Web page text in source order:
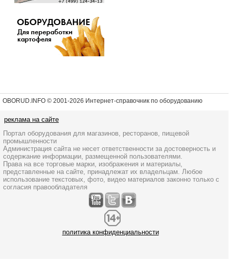
OBORUD.INFO © 2001-2026 Интернет-справочник по оборудованию
реклама на сайте
Портал оборудования для магазинов, ресторанов, пищевой
промышленности
Администрация сайта не несет ответственности за достоверность и
содержание информации, размещенной пользователями.
Права на все торговые марки, изображения и материалы,
представленные на сайте, принадлежат их владельцам. Любое
использование текстовых, фото, видео материалов законно только с
согласия правообладателя
политика конфиденциальности